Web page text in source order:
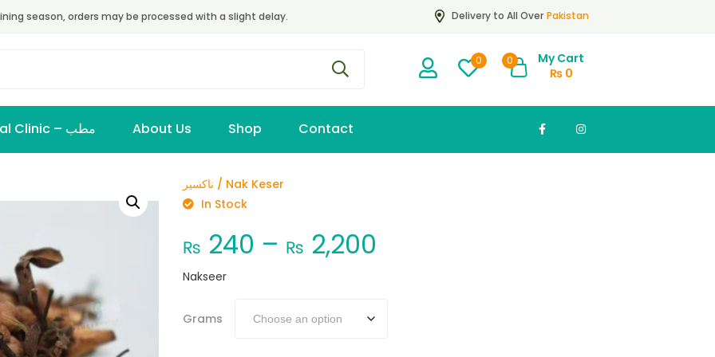
season, orders may be processed with a slight delay. Delivery to All Over Pakistan
0 0
My Cart
₨0
Virtual Clinic – مطب About Us Shop Contact
ناکسیر / Nak Keser
In Stock
₨ 240 – ₨ 2,200
Nakseer
Grams